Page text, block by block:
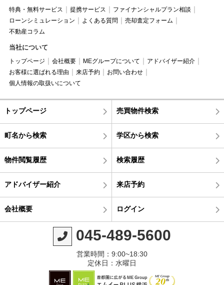
特典・無料サービス 提携サービス
ファイナンシャルプラン相談
ローンシミュレーション
よくある質問
売却査定フォーム
不動産コラム
当社について
トップページ 会社概要 MEグループについて
アドバイザー紹介
お客様に選ばれる理由
来店予約
お問い合わせ
個人情報の取扱いについて
トップページ 売買物件検索
町名から検索 学区から検索
物件閲覧履歴 検索履歴
アドバイザー紹介 来店予約
会社概要 ログイン
045-489-5600
営業時間：9:00~18:30
定休日：水曜日